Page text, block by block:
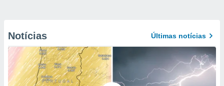
Notícias Últimas notícias